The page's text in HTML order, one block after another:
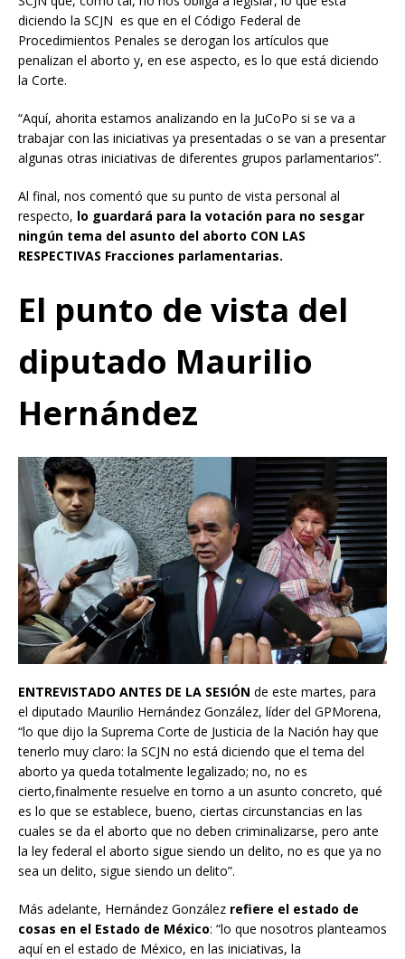
diciendo la SCJN es que en el Código Federal de
Procedimientos Penales se derogan los artículos que
penalizan el aborto y, en ese aspecto, es lo que está diciendo
la Corte.
“Aquí, ahorita estamos analizando en la JuCoPo si se va a
trabajar con las iniciativas ya presentadas o se van a presentar
algunas otras iniciativas de diferentes grupos parlamentarios”.
Al final, nos comentó que su punto de vista personal al
respecto, lo guardará para la votación para no sesgar
ningún tema del asunto del aborto CON LAS
RESPECTIVAS Fracciones parlamentarias.
El punto de vista del
diputado Maurilio
Hernández
ENTREVISTADO ANTES DE LA SESIÓN de este martes, para
el diputado Maurilio Hernández González, líder del GPMorena,
“lo que dijo la Suprema Corte de Justicia de la Nación hay que
tenerlo muy claro: la SCJN no está diciendo que el tema del
aborto ya queda totalmente legalizado; no, no es
cierto,finalmente resuelve en torno a un asunto concreto, qué
es lo que se establece, bueno, ciertas circunstancias en las
cuales se da el aborto que no deben criminalizarse, pero ante
la ley federal el aborto sigue siendo un delito, no es que ya no
sea un delito, sigue siendo un delito”.
Más adelante, Hernández González refiere el estado de
cosas en el Estado de México: “lo que nosotros planteamos
aquí en el estado de México, en las iniciativas, la